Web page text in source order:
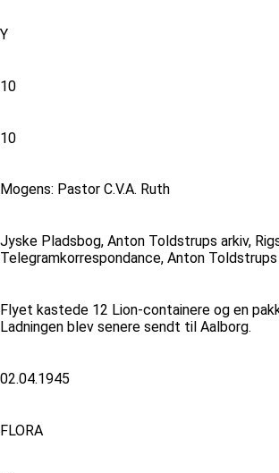
Y
10
10
Mogens: Pastor C.V.A. Ruth
Jyske Pladsbog, Anton Toldstrups arkiv,
Telegramkorrespondance, Anton Toldstrups
Flyet kastede 12 Lion-containere og en
Ladningen blev senere sendt til Aalborg.
02.04.1945
FLORA